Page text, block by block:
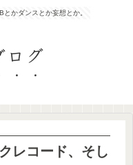
かダンスとか妄想とか。
ログ
レコード、そし